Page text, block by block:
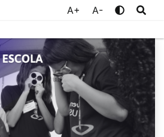
A+ A-